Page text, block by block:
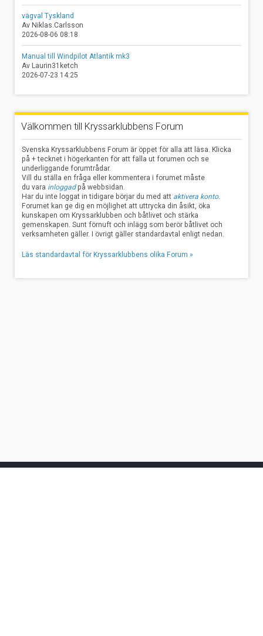
vägval Tyskland
Av Niklas.Carlsson
2026-08-06 08:18
Manual till Windpilot Atlantik mk3
Av Laurin31ketch
2026-07-23 14:25
Välkommen till Kryssarklubbens Forum
Svenska Kryssarklubbens Forum är öppet för alla att läsa. Klicka
på + tecknet i högerkanten för att fälla ut forumen och se
underliggande forumtrådar.
Vill du ställa en fråga eller kommentera i forumet måste
du vara inloggadpå webbsidan.
Har du inte loggat in tidigare börjar du med att aktivera konto.
Forumet kan ge dig en möjlighet att uttrycka din åsikt, öka
kunskapen om Kryssarklubben och båtlivet och stärka
gemenskapen. Sunt förnuft och inlägg som berör båtlivet och
verksamheten gäller. I övrigt gäller standardavtal enligt nedan.
Läs standardavtal för Kryssarklubbens olika Forum »